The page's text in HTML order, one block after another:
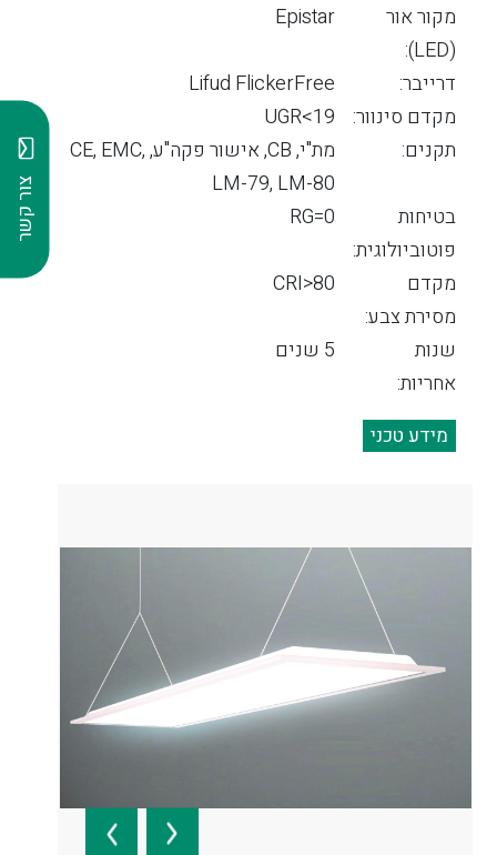
צור קשר
מקור אור
(LED):
Epistar
דרייבר:
Lifud FlickerFree
מקדם סינוור:
19>UGR
תקנים:
מת"י, CB, אישור פקה"ע, CE, EMC,
LM-79, LM-80
בטיחות
פוטוביולוגית:
RG=0
מקדם
מסירת צבע:
CRI>80
שנות
אחריות:
5 שנים
מידע טכני